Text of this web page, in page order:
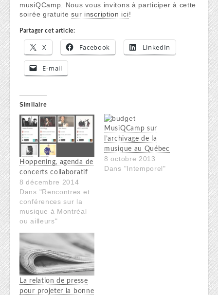
musiQCamp. Nous vous invitons à participer à cette
soirée gratuitesur inscription ici!
Partager cet article:
X Facebook LinkedIn
E-mail
Similaire
Hoppening, agenda de
concerts collaboratif
8 décembre 2014
Dans "Rencontres et
conférences sur la
musique à Montréal
ou ailleurs"
MusiQCamp sur
l’archivage de la
musique au Québec
8 octobre 2013
Dans "Intemporel"
La relation de presse
pour projeter la bonne